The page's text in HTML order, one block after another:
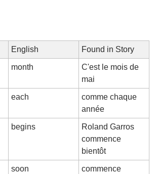
English Found in Story
month
C'est le mois de
mai
each
comme chaque
année
begins
Roland Garros
commence
bientôt
soon
commence